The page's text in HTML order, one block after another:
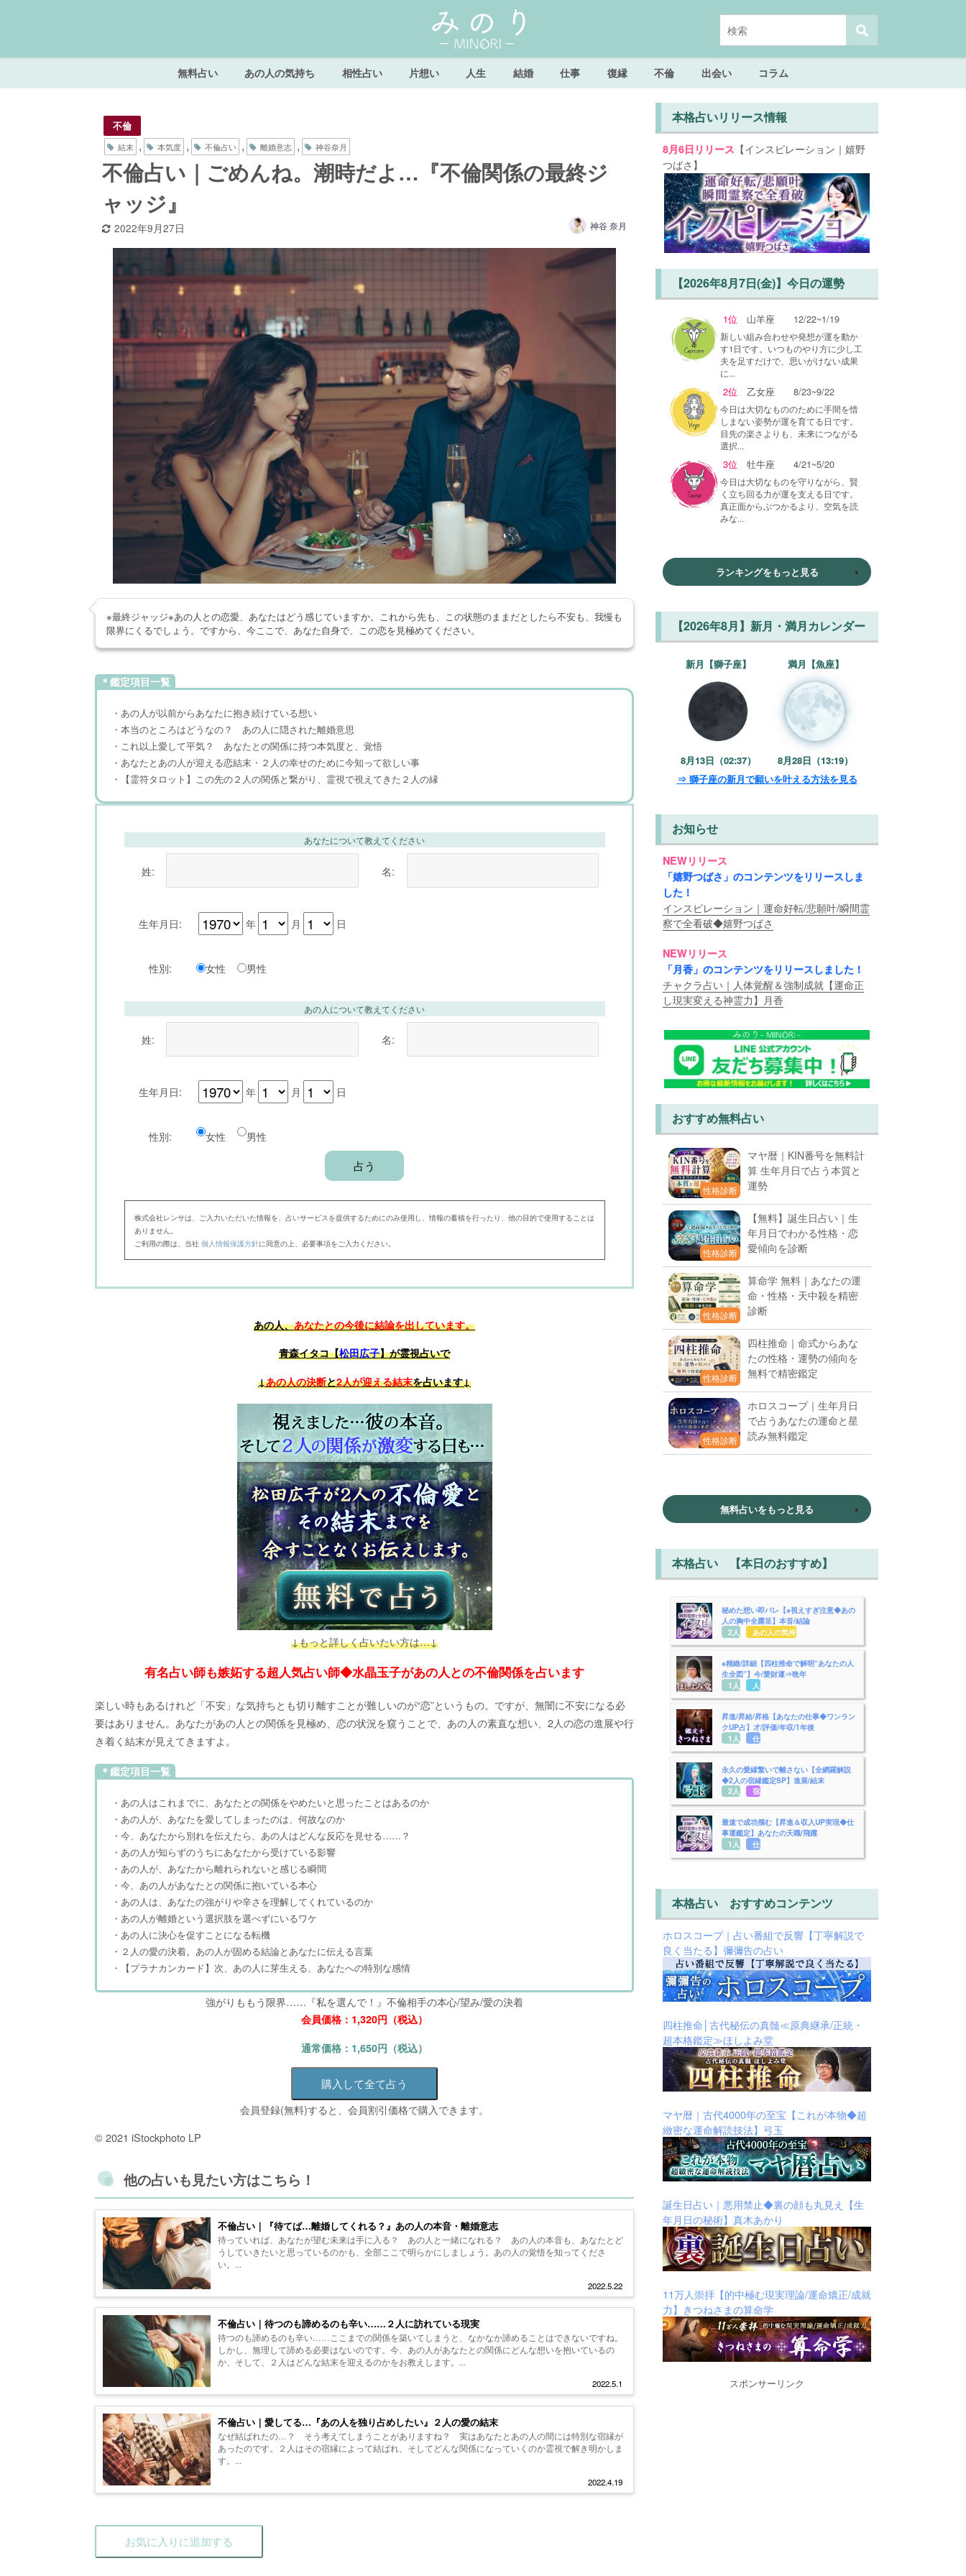
無料占い あの人の気持ち 相性占い 片想い 人生 結婚 仕事 復縁 不倫 出会い コラム
不倫
結末 , 本気度 , 不倫占い , 離婚意志 , 神谷奈月
不倫占い｜ごめんね。潮時だよ…『不倫関係の最終ジ
ャッジ』
2022年9月27日 神谷 奈月
※最終ジャッジ※あの人との恋愛、あなたはどう感じていますか。これから先も、この状態のままだとしたら不安も、我慢も
限界にくるでしょう。ですから、今ここで、あなた自身で、この恋を見極めてください。
＊鑑定項目一覧
・あの人が以前からあなたに抱き続けている想い
・本当のところはどうなの？ あの人に隠された離婚意思
・これ以上愛して平気？ あなたとの関係に持つ本気度と、覚悟
・あなたとあの人が迎える恋結末・２人の幸せのために今知って欲しい事
・【霊符タロット】この先の２人の関係と繋がり、霊視で視えてきた２人の縁
あなたについて教えてください
姓: 名:
生年月日: 年 月 日
性別: 女性 男性
あの人について教えてください
姓: 名:
生年月日: 年 月 日
性別: 女性 男性
株式会社レンサは、ご入力いただいた情報を、占いサービスを提供するためにのみ使用し、情報の蓄積を行ったり、他の目的で使用することは
ありません。
ご利用の際は、当社 個人情報保護方針に同意の上、必要事項をご入力ください。
あの人、あなたとの今後に結論を出しています。
青森イタコ【松田広子】が霊視占いで
↓あの人の決断と2人が迎える結末を占います↓
↓もっと詳しく占いたい方は…↓
有名占い師も嫉妬する超人気占い師◆水晶玉子があの人との不倫関係を占います
楽しい時もあるけれど「不安」な気持ちとも切り離すことが難しいのが“恋”というもの。ですが、無闇に不安になる必
要はありません。あなたがあの人との関係を見極め、恋の状況を窺うことで、あの人の素直な想い、2人の恋の進展や行
き着く結末が見えてきますよ。
＊鑑定項目一覧
・あの人はこれまでに、あなたとの関係をやめたいと思ったことはあるのか
・あの人が、あなたを愛してしまったのは、何故なのか
・今、あなたから別れを伝えたら、あの人はどんな反応を見せる……？
・あの人が知らずのうちにあなたから受けている影響
・あの人が、あなたから離れられないと感じる瞬間
・今、あの人があなたとの関係に抱いている本心
・あの人は、あなたの強がりや辛さを理解してくれているのか
・あの人が離婚という選択肢を選べずにいるワケ
・あの人に決心を促すことになる転機
・２人の愛の決着。あの人が固める結論とあなたに伝える言葉
・【プラナカンカード】次、あの人に芽生える、あなたへの特別な感情
強がりももう限界……『私を選んで！』不倫相手の本心/望み/愛の決着
会員価格：1,320円（税込）
通常価格：1,650円（税込）
購入して全て占う
会員登録(無料)すると、会員割引価格で購入できます。
© 2021 iStockphoto LP
他の占いも見たい方はこちら！
不倫占い｜『待てば…離婚してくれる？』あの人の本音・離婚意志
2022.5.22
待っていれば、あなたが望む未来は手に入る？ あの人と一緒になれる？ あの人の本音も、あなたとど
うしていきたいと思っているのかも、全部ここで明らかにしましょう。あの人の覚悟を知ってくださ
い。...
不倫占い｜待つのも諦めるのも辛い……２人に訪れている現実
2022.5.1
待つのも諦めるのも辛い……ここまでの関係を築いてしまうと、なかなか諦めることはできないですね。
しかし、無理して諦める必要はないのです。今、あの人があなたとの関係にどんな想いを抱いているの
か、そして、２人はどんな結末を迎えるのかをお教えします。...
不倫占い｜愛してる…『あの人を独り占めしたい』２人の愛の結末
2022.4.19
なぜ結ばれたの…？ そう考えてしまうことがありますね？ 実はあなたとあの人の間には特別な宿縁が
あったのです。２人はその宿縁によって結ばれ、そしてどんな関係になっていくのか霊視で解き明かしま
す。...
お気に入りに追加する
本格占いリリース情報
8月6日リリース 【インスピレーション｜嬉野
つばさ】
【2026年8月7日(金)】今日の運勢
1位 山羊座 12/22~1/19
新しい組み合わせや発想が運を動か
す1日です。いつものやり方に少し工
夫を足すだけで、思いがけない成果
に...
2位 乙女座 8/23~9/22
今日は大切なもののために手間を惜
しまない姿勢が運を育てる日です。
目先の楽さよりも、未来につながる
選択...
3位 牡牛座 4/21~5/20
今日は大切なものを守りながら、賢
く立ち回る力が運を支える日です。
真正面からぶつかるより、空気を読
みな...
ランキングをもっと見る
【2026年8月】新月・満月カレンダー
新月【獅子座】
8月13日（02:37）
満月【魚座】
8月28日（13:19）
⇒ 獅子座の新月で願いを叶える方法を見る
お知らせ
NEWリリース
「嬉野つばさ」のコンテンツをリリースしま
した！
インスピレーション｜運命好転/悲願叶/瞬間霊
察で全看破◆嬉野つばさ
NEWリリース
「月香」のコンテンツをリリースしました！
チャクラ占い｜人体覚醒＆強制成就【運命正
し現実変える神霊力】月香
おすすめ無料占い
性格診断
マヤ暦｜KIN番号を無料計
算 生年月日で占う本質と
運勢
性格診断
【無料】誕生日占い｜生
年月日でわかる性格・恋
愛傾向を診断
性格診断
算命学 無料｜あなたの運
命・性格・天中殺を精密
診断
性格診断
四柱推命｜命式からあな
たの性格・運勢の傾向を
無料で精密鑑定
性格診断
ホロスコープ｜生年月日
で占うあなたの運命と星
読み無料鑑定
無料占いをもっと見る
本格占い 【本日のおすすめ】
秘めた想い即バレ【※視えすぎ注意◆あの
人の胸中全露呈】本音/結論
2人用 あの人の気持ち
※精緻/詳細【四柱推命で解明“あなたの人
生全図”】今/愛財運⇒晩年
1人用
人生
昇進/昇給/昇格【あなたの仕事◆ワンラン
クUP占】才/評価/年収/1年後
1人用 仕事
永久の愛縁繋いで離さない【全網羅解説
◆2人の宿縁鑑定SP】進展/結末
2人用 宿縁
最速で成功掴む【昇進＆収入UP実現◆仕
事運鑑定】あなたの天職/飛躍
1人用
仕事
本格占い おすすめコンテンツ
ホロスコープ｜占い番組で反響【丁寧解説で
良く当たる】彌彌告の占い
四柱推命│古代秘伝の真髄≪原典継承/正統・
超本格鑑定≫ほしよみ堂
マヤ暦｜古代4000年の至宝【これが本物◆超
緻密な運命解読技法】弓玉
誕生日占い｜悪用禁止◆裏の顔も丸見え【生
年月日の秘術】真木あかり
11万人崇拝【的中極む現実理論/運命矯正/成就
力】きつねさまの算命学
スポンサーリンク